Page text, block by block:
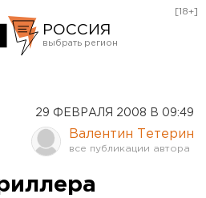
РОССИЯ
Курган
Оренбург
[18+]
29 ФЕВРАЛЯ 2008 В 09:49
Валентин Тетерин